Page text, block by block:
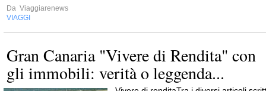
Da Viaggiarenews
VIAGGI
Gran Canaria "Vivere di Rendita" con
gli immobili: verità o leggenda...